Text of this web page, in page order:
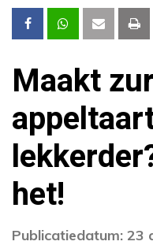
Maakt
het!
Publicatiedatum: 23